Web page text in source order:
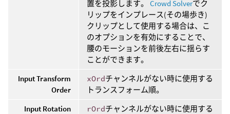
置を投影します。 Crowd Solverでク
リップをインプレース(その場歩き)
クリップとして使用する場合は、こ
のオプションを有効にすることで、
腰のモーションを前後左右に揺らす
ことができます。
Input Transform
Order
xOrdチャンネルがない時に使用する
トランスフォーム順。
Input Rotation
rOrdチャンネルがない時に使用する